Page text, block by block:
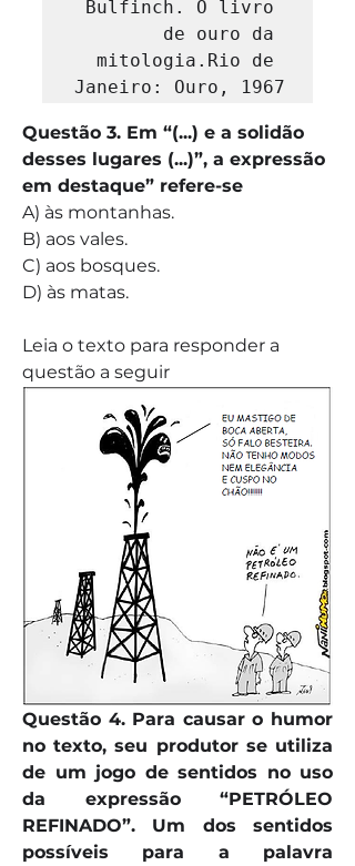
Bulfinch. O livro
de ouro da
mitologia.Rio de
Janeiro: Ouro, 1967
Questão 3. Em “(...) e a solidão
desses lugares (...)”, a expressão
em destaque” refere-se
A) às montanhas.
B) aos vales.
C) aos bosques.
D) às matas.
Leia o texto para responder a
questão a seguir
Questão 4. Para causar o humor
no texto, seu produtor se utiliza
de um jogo de sentidos no uso
da expressão “PETRÓLEO
REFINADO”. Um dos sentidos
possíveis para a palavra